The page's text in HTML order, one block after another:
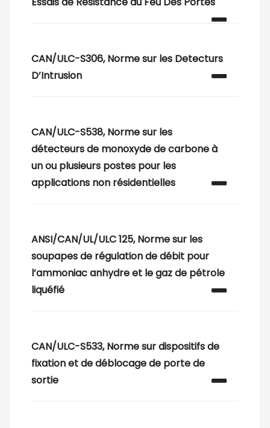
CAN/ULC-S306, Norme sur les Detecturs
D’Intrusion
CAN/ULC-S538, Norme sur les
détecteurs de monoxyde de carbone à
un ou plusieurs postes pour les
applications non résidentielles
ANSI/CAN/UL/ULC 125, Norme sur les
soupapes de régulation de débit pour
l’ammoniac anhydre et le gaz de pétrole
liquéfié
CAN/ULC-S533, Norme sur dispositifs de
fixation et de déblocage de porte de
sortie